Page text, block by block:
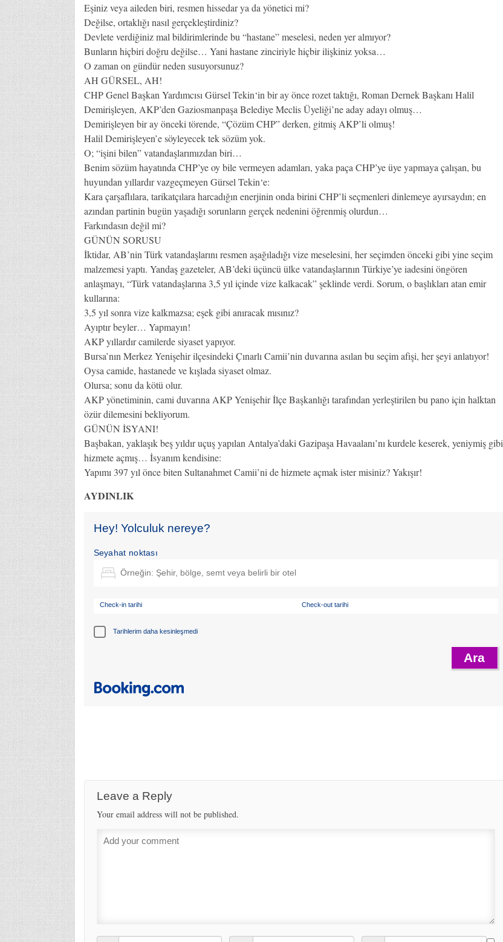
Eşiniz veya aileden biri, resmen hissedar ya da yönetici mi?
Değilse, ortaklığı nasıl gerçekleştirdiniz?
Devlete verdiğiniz mal bildirimlerinde bu “hastane” meselesi, neden yer almıyor?
Bunların hiçbiri doğru değilse… Yani hastane zinciriyle hiçbir ilişkiniz yoksa…
O zaman on gündür neden susuyorsunuz?
AH GÜRSEL, AH!
CHP Genel Başkan Yardımcısı Gürsel Tekin‘in bir ay önce rozet taktığı, Roman Dernek Başkanı Halil
Demirişleyen, AKP’den Gaziosmanpaşa Belediye Meclis Üyeliği’ne aday adayı olmuş…
Demirişleyen bir ay önceki törende, “Çözüm CHP” derken, gitmiş AKP’li olmuş!
Halil Demirişleyen’e söyleyecek tek sözüm yok.
O; “işini bilen” vatandaşlarımızdan biri…
Benim sözüm hayatında CHP’ye oy bile vermeyen adamları, yaka paça CHP’ye üye yapmaya çalışan, bu
huyundan yıllardır vazgeçmeyen Gürsel Tekin‘e:
Kara çarşaflılara, tarikatçılara harcadığın enerjinin onda birini CHP’li seçmenleri dinlemeye ayırsaydın; en
azından partinin bugün yaşadığı sorunların gerçek nedenini öğrenmiş olurdun…
Farkındasın değil mi?
GÜNÜN SORUSU
İktidar, AB’nin Türk vatandaşlarını resmen aşağıladığı vize meselesini, her seçimden önceki gibi yine seçim
malzemesi yaptı. Yandaş gazeteler, AB’deki üçüncü ülke vatandaşlarının Türkiye’ye iadesini öngören
anlaşmayı, “Türk vatandaşlarına 3,5 yıl içinde vize kalkacak” şeklinde verdi. Sorum, o başlıkları atan emir
kullarına:
3,5 yıl sonra vize kalkmazsa; eşek gibi anıracak mısınız?
Ayıptır beyler… Yapmayın!
AKP yıllardır camilerde siyaset yapıyor.
Bursa’nın Merkez Yenişehir ilçesindeki Çınarlı Camii’nin duvarına asılan bu seçim afişi, her şeyi anlatıyor!
Oysa camide, hastanede ve kışlada siyaset olmaz.
Olursa; sonu da kötü olur.
AKP yönetiminin, cami duvarına AKP Yenişehir İlçe Başkanlığı tarafından yerleştirilen bu pano için halktan
özür dilemesini bekliyorum.
GÜNÜN İSYANI!
Başbakan, yaklaşık beş yıldır uçuş yapılan Antalya’daki Gazipaşa Havaalanı’nı kurdele keserek, yeniymiş gibi
hizmete açmış… İsyanım kendisine:
Yapımı 397 yıl önce biten Sultanahmet Camii’ni de hizmete açmak ister misiniz? Yakışır!
AYDINLIK
Hey! Yolculuk nereye?
Seyahat noktası
Check-in tarihi Check-out tarihi
Tarihlerim daha kesinleşmedi
Leave a Reply
Your email address will not be published.